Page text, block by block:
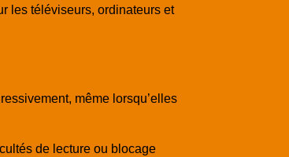
les téléviseurs, ordinateurs et
même lorsqu’elles
de lecture ou blocage